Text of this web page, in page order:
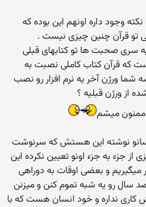
وجود داره اونهم این بوده که
تو قرآن چنین چیزی نیست .
سری صحبت ها تو کتابهای قبلی
که قرآن کتاب کاملی نصبت به
ورژن آخر یه نرم افزار رو نصب
از ورژن قبلیه ؟
ممنون میشم
نوشته این هستش که سرنوشت
از جزء به جزء اونو تعیین نکرده این
میگیریم و بعضی اوقات به دوراهی
سال رو یه شبه تموم کنن و میزنن
کاری نداره و خود انسان هست که با